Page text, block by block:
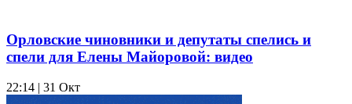
Орловские чиновники и депутаты спелись и
спели для Елены Майоровой: видео
22:14 | 31 Окт